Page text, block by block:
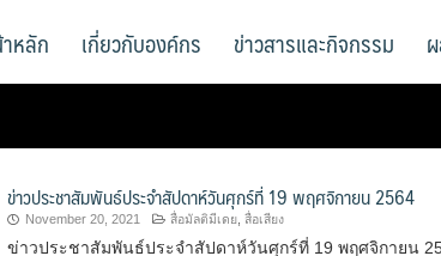
หลัก เกี่ยวกับองค์กร ข่าวสารและกิจกรรม
ข่าวประชาสัมพันธ์ประจำสัปดาห์วันศุกร์ที่ 19 พฤศจิกายน 2564
November 20, 2021 สื่อมัลติมีเดย, สื่อเสียง
ข่าวประชาสัมพันธ์ประจำสัปดาห์วันศุกร์ที่ 19 พฤศจิกายน